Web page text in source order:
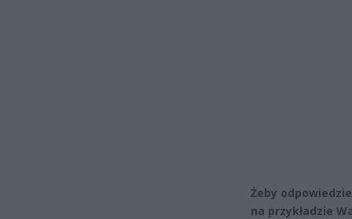
Żeby
na przykładzie